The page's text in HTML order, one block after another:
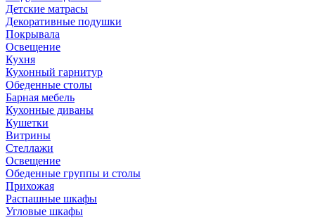
Детские матрасы
Декоративные подушки
Покрывала
Освещение
Кухня
Кухонный гарнитур
Обеденные столы
Барная мебель
Кухонные диваны
Кушетки
Витрины
Стеллажи
Освещение
Обеденные группы и столы
Прихожая
Распашные шкафы
Угловые шкафы